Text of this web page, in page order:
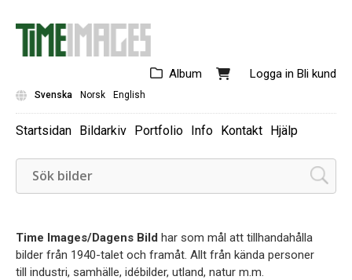
Logga in Bli kund
Album
Svenska Norsk English
Startsidan Bildarkiv Portfolio Info Kontakt Hjälp
Time Images/Dagens Bild har som mål att tillhandahålla
bilder från 1940-talet och framåt. Allt från kända personer
till industri, samhälle, idébilder, utland, natur m.m.